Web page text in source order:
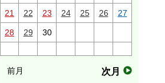
21 22 23 24 25 26 27
28 29 30
前月 次月